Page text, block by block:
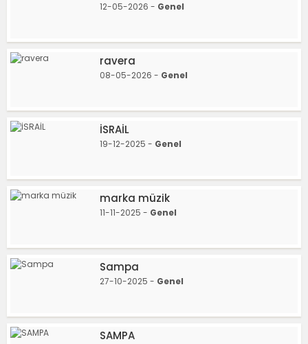
12-05-2026 - Genel
ravera
08-05-2026 - Genel
İSRAİL
19-12-2025 - Genel
marka müzik
11-11-2025 - Genel
Sampa
27-10-2025 - Genel
SAMPA